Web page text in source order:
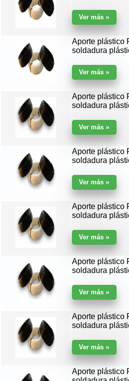
Aporte plástico
soldadura
Aporte plástico
soldadura
Aporte plástico
soldadura
Aporte plástico
soldadura
Aporte plástico
soldadura
Aporte plástico
soldadura
Aporte plástico